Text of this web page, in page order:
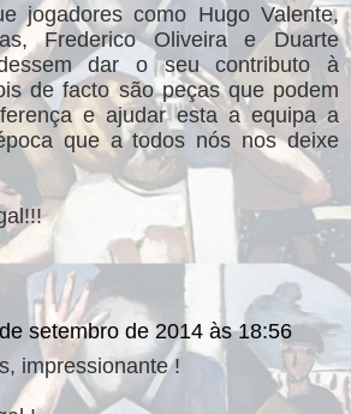
jogadores como Hugo Valente,
Frederico Oliveira e Duarte
dar o seu contributo à
de facto são peças que podem
e ajudar esta a equipa a
que a todos nós nos deixe
setembro de 2014 às 18:56
impressionante !